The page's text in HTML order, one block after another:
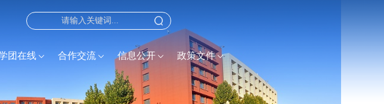
团在线 合作交流 信息公开 政策文件